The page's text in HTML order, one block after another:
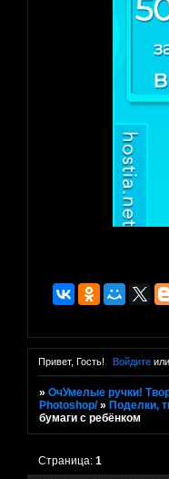
Привет, Гость! Войдитеили
»ОчУмелые ручки!
Photoshop/ » Поделки,
бумаги с ребёнком
Страница:1